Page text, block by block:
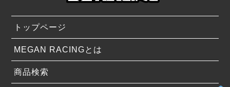
トップページ
MEGAN RACINGとは
商品検索